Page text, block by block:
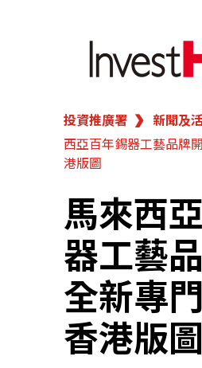
繁 简
香港營商
我們的客
新聞及活
業務領域
在港開業
投資推廣署 新聞及
西亞百年錫器工藝品牌
港版圖
馬來西
器工藝
全新專
香港版圖